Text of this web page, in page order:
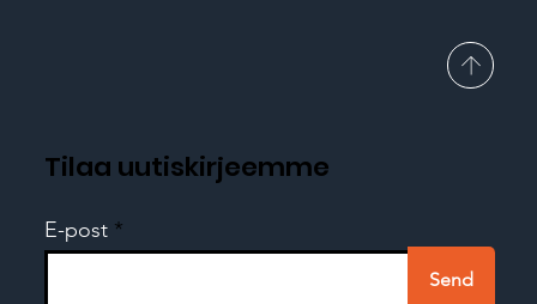
Tilaa uutiskirjeemme
E-post
Send